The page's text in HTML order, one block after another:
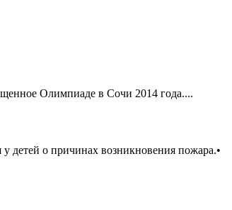
Олимпиаде в Сочи 2014 года....
детей о причинах возникновения пожара.•